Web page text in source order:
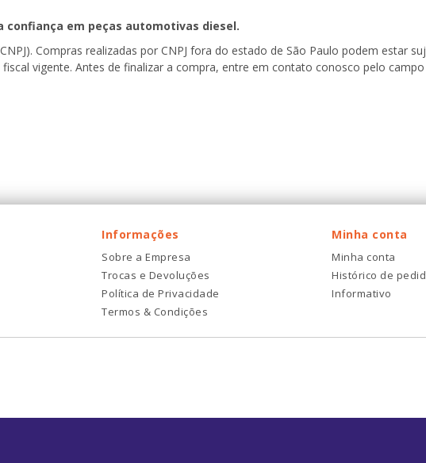
confiança em peças automotivas diesel.
Compras realizadas por CNPJ fora do estado de São Paulo podem estar
vigente. Antes de finalizar a compra, entre em contato conosco pelo
Informações
Sobre a Empresa
Trocas e Devoluções
Política de Privacidade
Termos & Condições
Minha conta
Minha conta
Histórico de
Informativo